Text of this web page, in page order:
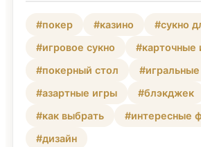
#покер #казино
#сукно
#игровое сукно
#карточные
#покерный стол
#азартные игры
#блэкджек
#как выбрать
#интересные
#дизайн